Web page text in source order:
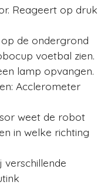
Reageert op druk
de ondergrond
voetbal zien.
lamp opvangen.
Acclerometer
weet de robot
in welke richting